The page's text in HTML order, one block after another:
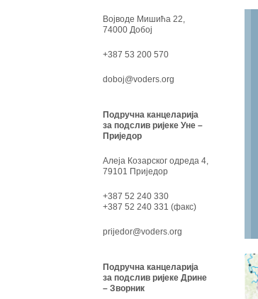
Војводе Мишића 22,
74000 Добој
+387 53 200 570
doboj@voders.org
Подручна канцеларија
за подслив ријеке Уне –
Приједор
Алеја Козарског одреда 4,
79101 Приједор
+387 52 240 330
+387 52 240 331 (факс)
prijedor@voders.org
Подручна канцеларија
за подслив ријеке Дрине
– Зворник